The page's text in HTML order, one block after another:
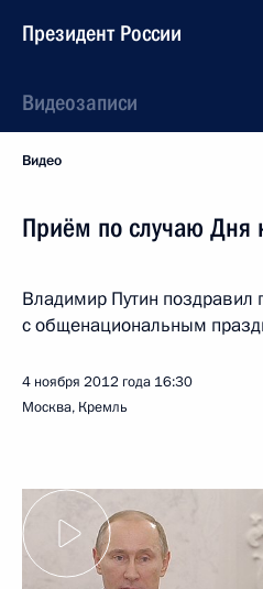
Президент России
Видеозаписи
Видео
Приём по случаю Дня
Владимир Путин поздравил
с общенациональным
4 ноября 2012 года 16:30
Москва, Кремль